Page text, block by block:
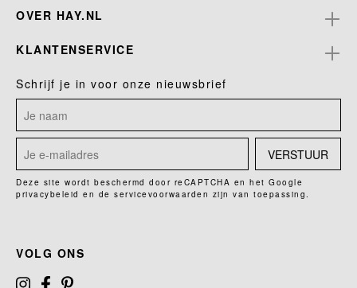
OVER HAY.NL
KLANTENSERVICE
Schrijf je in voor onze nieuwsbrief
VERSTUUR
Deze site wordt beschermd door reCAPTCHA en het Google
privacybeleid en de servicevoorwaarden zijn van toepassing.
VOLG ONS